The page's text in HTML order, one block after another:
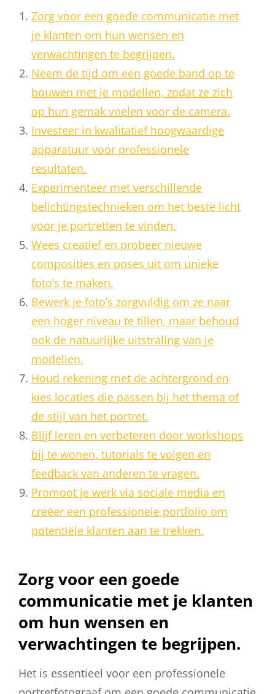
Zorg voor een goede communicatie met
je klanten om hun wensen en
verwachtingen te begrijpen.
Neem de tijd om een goede band op te
bouwen met je modellen, zodat ze zich
op hun gemak voelen voor de camera.
Investeer in kwalitatief hoogwaardige
apparatuur voor professionele
resultaten.
Experimenteer met verschillende
belichtingstechnieken om het beste licht
voor je portretten te vinden.
Wees creatief en probeer nieuwe
composities en poses uit om unieke
foto’s te maken.
Bewerk je foto’s zorgvuldig om ze naar
een hoger niveau te tillen, maar behoud
ook de natuurlijke uitstraling van je
modellen.
Houd rekening met de achtergrond en
kies locaties die passen bij het thema of
de stijl van het portret.
Blijf leren en verbeteren door workshops
bij te wonen, tutorials te volgen en
feedback van anderen te vragen.
Promoot je werk via sociale media en
creëer een professionele portfolio om
potentiële klanten aan te trekken.
Zorg voor een goede
communicatie met je klanten
om hun wensen en
verwachtingen te begrijpen.
Het is essentieel voor een professionele